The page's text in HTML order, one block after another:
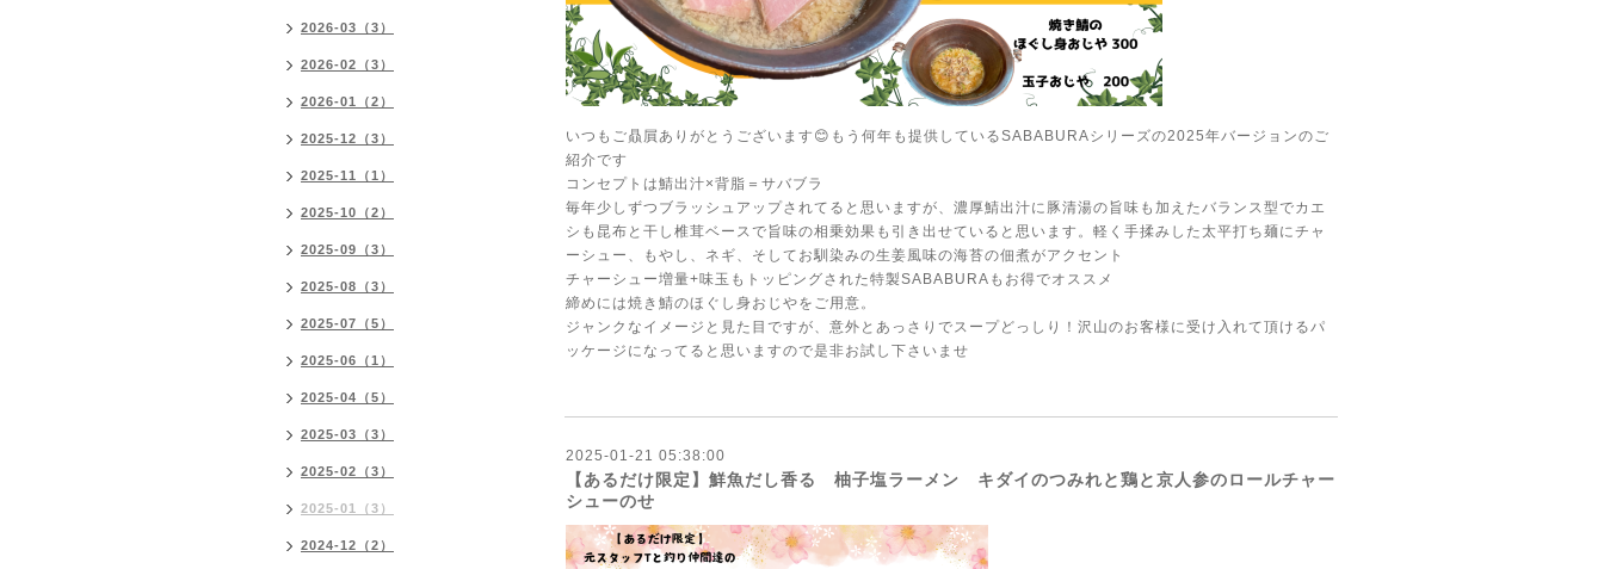
いつもご贔屓ありがとうございます😊もう何年も提供しているSABABURAシリーズの2025年バージョンのご
紹介です
コンセプトは鯖出汁×背脂＝サバブラ
毎年少しずつブラッシュアップされてると思いますが、濃厚鯖出汁に豚清湯の旨味も加えたバランス型でカエ
シも昆布と干し椎茸ベースで旨味の相乗効果も引き出せていると思います。軽く手揉みした太平打ち麺にチャ
ーシュー、もやし、ネギ、そしてお馴染みの生姜風味の海苔の佃煮がアクセント
チャーシュー増量+味玉もトッピングされた特製SABABURAもお得でオススメ
締めには焼き鯖のほぐし身おじやをご用意。
ジャンクなイメージと見た目ですが、意外とあっさりでスープどっしり！沢山のお客様に受け入れて頂けるパ
ッケージになってると思いますので是非お試し下さいませ
2025-01-21 05:38:00
【あるだけ限定】鮮魚だし香る 柚子塩ラーメン キダイのつみれと鶏と京人参のロールチャー
シューのせ
2026-03（3）
2026-02（3）
2026-01（2）
2025-12（3）
2025-11（1）
2025-10（2）
2025-09（3）
2025-08（3）
2025-07（5）
2025-06（1）
2025-04（5）
2025-03（3）
2025-02（3）
2025-01（3）
2024-12（2）